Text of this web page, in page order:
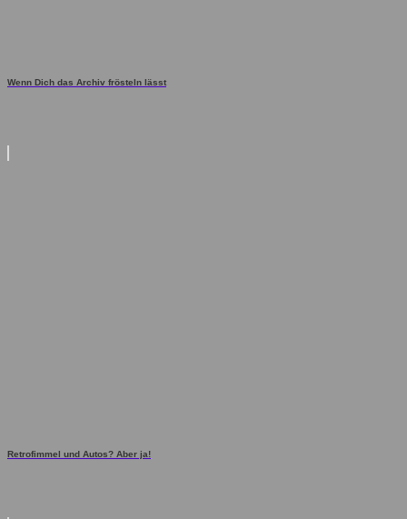
Wenn Dich das Archiv frösteln lässt
Retrofimmel und Autos? Aber ja!